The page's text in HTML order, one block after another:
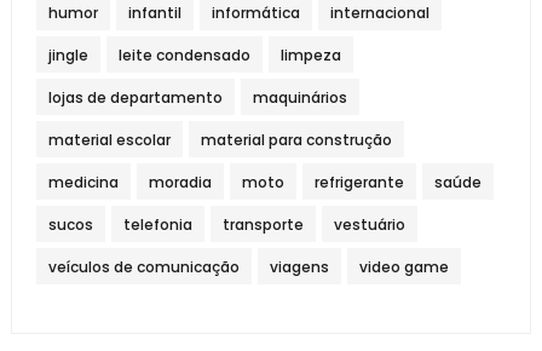
humor infantil informática internacional
jingle leite condensado limpeza
lojas de departamento maquinários
material escolar material para construção
medicina moradia moto refrigerante saúde
sucos telefonia transporte vestuário
veículos de comunicação viagens video game